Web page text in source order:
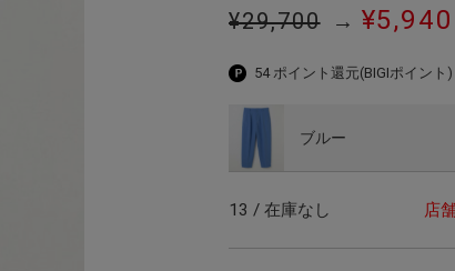
¥29,700 → ¥5,940
54 ポイント還元(BIGIポイント)
ブルー
13 / 在庫なし 店